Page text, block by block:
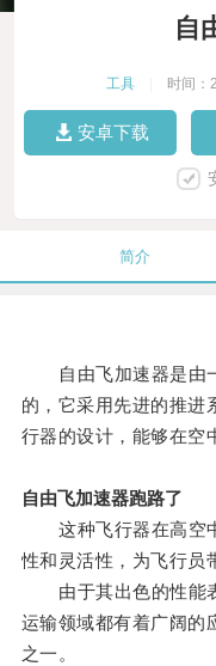
自
工具 时间：
安卓下载
简介
自由飞加速器是由一
的，它采用先进的推进
行器的设计，能够在空
自由飞加速器跑路了
这种飞行器在高空中
性和灵活性，为飞行员
由于其出色的性能表
运输领域都有着广阔的
之一。